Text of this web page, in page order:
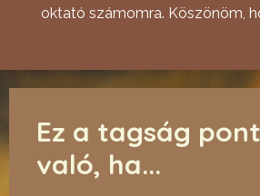
oktató számomra. Köszönöm,
Ez a tagság
való, ha...